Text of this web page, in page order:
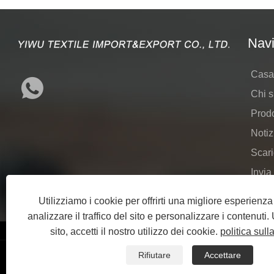
Utilizziamo i cookie per offrirti una migliore
analizzare il traffico del sito e personalizzare i contenuti.
sito, accetti il ​​nostro utilizzo dei cookie. politica
Rifiutare Accettare
Casa
Chi
politica sulla riservatezza